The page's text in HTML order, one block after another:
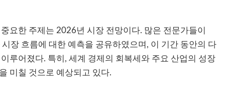
요한 주제는 2026년 시장 전망이다. 많은 전문가들이
장 흐름에 대한 예측을 공유하였으며, 이 기간 동안의 다
루어졌다. 특히, 세계 경제의 회복세와 주요 산업의 성장
미칠 것으로 예상되고 있다.